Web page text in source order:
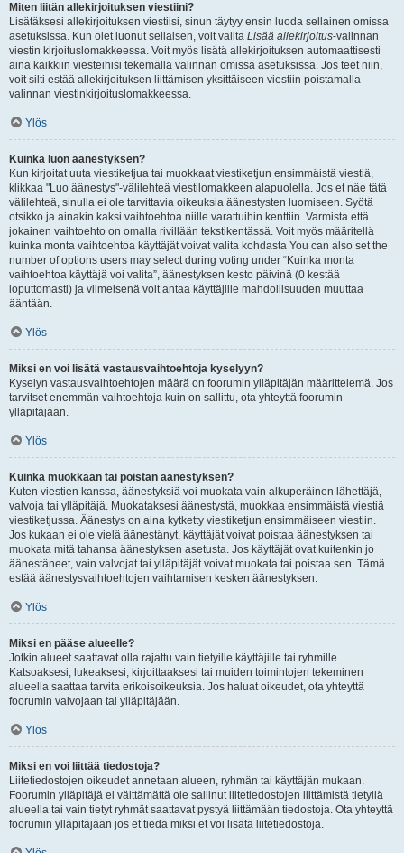
Miten liitän allekirjoituksen viestiini?
Lisätäksesi allekirjoituksen viestiisi, sinun täytyy ensin luoda sellainen omissa
asetuksissa. Kun olet luonut sellaisen, voit valita Lisää allekirjoitus-valinnan
viestin kirjoituslomakkeessa. Voit myös lisätä allekirjoituksen automaattisesti
aina kaikkiin viesteihisi tekemällä valinnan omissa asetuksissa. Jos teet niin,
voit silti estää allekirjoituksen liittämisen yksittäiseen viestiin poistamalla
valinnan viestinkirjoituslomakkeessa.
Ylös
Kuinka luon äänestyksen?
Kun kirjoitat uuta viestiketjua tai muokkaat viestiketjun ensimmäistä viestiä,
klikkaa "Luo äänestys"-välilehteä viestilomakkeen alapuolella. Jos et näe tätä
välilehteä, sinulla ei ole tarvittavia oikeuksia äänestysten luomiseen. Syötä
otsikko ja ainakin kaksi vaihtoehtoa niille varattuihin kenttiin. Varmista että
jokainen vaihtoehto on omalla rivillään tekstikentässä. Voit myös määritellä
kuinka monta vaihtoehtoa käyttäjät voivat valita kohdasta You can also set the
number of options users may select during voting under “Kuinka monta
vaihtoehtoa käyttäjä voi valita”, äänestyksen kesto päivinä (0 kestää
loputtomasti) ja viimeisenä voit antaa käyttäjille mahdollisuuden muuttaa
ääntään.
Ylös
Miksi en voi lisätä vastausvaihtoehtoja kyselyyn?
Kyselyn vastausvaihtoehtojen määrä on foorumin ylläpitäjän määrittelemä. Jos
tarvitset enemmän vaihtoehtoja kuin on sallittu, ota yhteyttä foorumin
ylläpitäjään.
Ylös
Kuinka muokkaan tai poistan äänestyksen?
Kuten viestien kanssa, äänestyksiä voi muokata vain alkuperäinen lähettäjä,
valvoja tai ylläpitäjä. Muokataksesi äänestystä, muokkaa ensimmäistä viestiä
viestiketjussa. Äänestys on aina kytketty viestiketjun ensimmäiseen viestiin.
Jos kukaan ei ole vielä äänestänyt, käyttäjät voivat poistaa äänestyksen tai
muokata mitä tahansa äänestyksen asetusta. Jos käyttäjät ovat kuitenkin jo
äänestäneet, vain valvojat tai ylläpitäjät voivat muokata tai poistaa sen. Tämä
estää äänestysvaihtoehtojen vaihtamisen kesken äänestyksen.
Ylös
Miksi en pääse alueelle?
Jotkin alueet saattavat olla rajattu vain tietyille käyttäjille tai ryhmille.
Katsoaksesi, lukeaksesi, kirjoittaaksesi tai muiden toimintojen tekeminen
alueella saattaa tarvita erikoisoikeuksia. Jos haluat oikeudet, ota yhteyttä
foorumin valvojaan tai ylläpitäjään.
Ylös
Miksi en voi liittää tiedostoja?
Liitetiedostojen oikeudet annetaan alueen, ryhmän tai käyttäjän mukaan.
Foorumin ylläpitäjä ei välttämättä ole sallinut liitetiedostojen liittämistä tietyllä
alueella tai vain tietyt ryhmät saattavat pystyä liittämään tiedostoja. Ota yhteyttä
foorumin ylläpitäjään jos et tiedä miksi et voi lisätä liitetiedostoja.